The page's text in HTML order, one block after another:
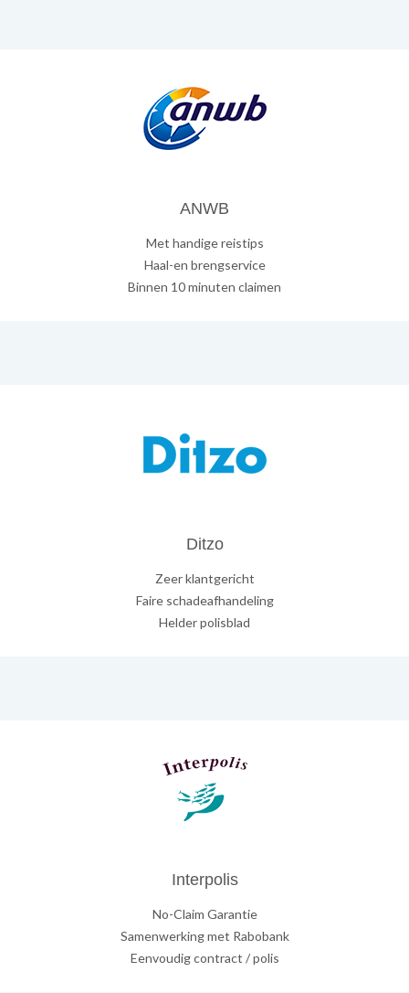
ANWB
Met handige reistips
Haal-en brengservice
Binnen 10 minuten claimen
Ditzo
Zeer klantgericht
Faire schadeafhandeling
Helder polisblad
Interpolis
No-Claim Garantie
Samenwerking met Rabobank
Eenvoudig contract / polis